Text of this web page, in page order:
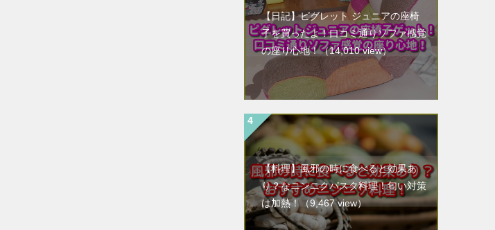
【日記】ピグレット ジュニアの座椅
子を買ったよ！口コミ通りソファ感覚
の座り心地！（14,010 view）
【料理】風邪の時に食べると効果あ
り？なニンニクパスタ料理！匂い対策
は加熱！ （9,467 view）